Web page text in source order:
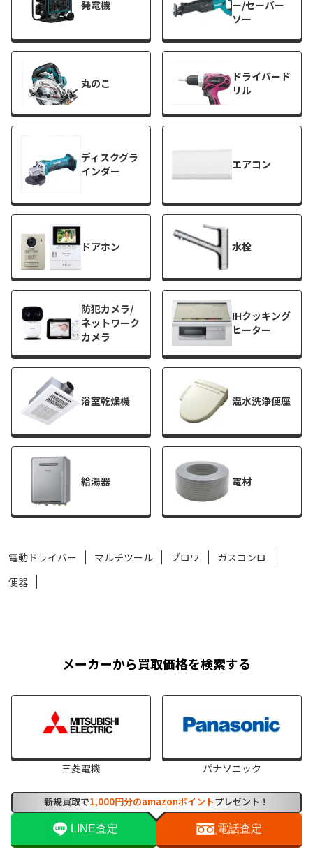
発電機
ー/セーバー
ソー
丸のこ
ドライバード
リル
ディスクグラ
インダー
エアコン
ドアホン 水栓
防犯カメラ/
ネットワーク
カメラ
IHクッキング
ヒーター
浴室乾燥機 温水洗浄便座
給湯器 電材
電動ドライバー マルチツール ブロワ
ガスコンロ
便器
メーカーから買取価格を検索する
三菱電機 パナソニック
新規買取で1,000円分のamazonポイントプレゼント！
LINE査定 電話査定